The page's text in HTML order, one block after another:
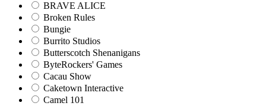
BRAVE ALICE
Broken Rules
Bungie
Burrito Studios
Butterscotch Shenanigans
ByteRockers' Games
Cacau Show
Caketown Interactive
Camel 101